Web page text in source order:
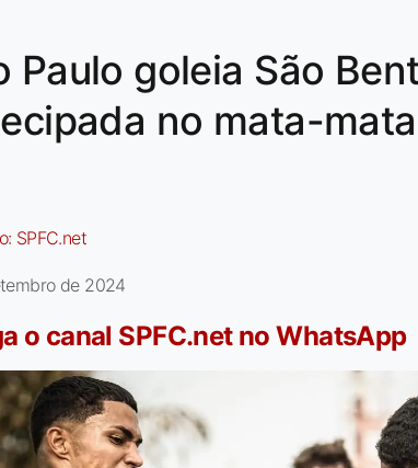
Paulo goleia São
no mata-
SPFC.net
de 2024
o canal SPFC.net no WhatsApp